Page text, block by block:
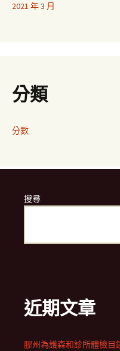
2021 年 3 月
分類
分數
搜尋
近期文章
膠州為護森和診所體檢目